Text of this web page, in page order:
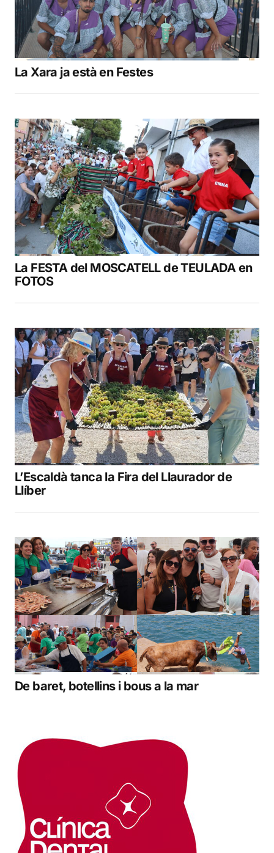
La Xara ja està en Festes
La FESTA del MOSCATELL de TEULADA en
FOTOS
L’Escaldà tanca la Fira del Llaurador de
Llíber
De baret, botellins i bous a la mar